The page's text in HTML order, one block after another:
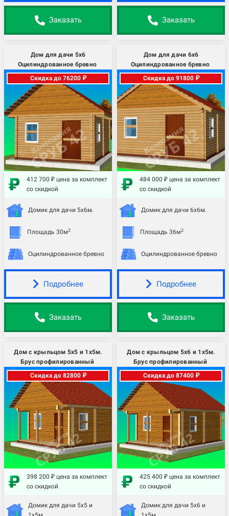
Заказать Заказать
Дом для дачи 5х6
Оцилиндрованное бревно
Скидка до 76200 ₽
412 700 ₽ цена за комплект
со скидкой
Домик для дачи 5х6м.
Площадь 30м2
Оцилиндрованное бревно
Подробнее
Заказать
Дом для дачи 6х6
Оцилиндрованное бревно
Скидка до 91800 ₽
484 000 ₽ цена за комплект
со скидкой
Домик для дачи 6х6м.
Площадь 36м2
Оцилиндрованное бревно
Подробнее
Заказать
Дом с крыльцом 5х5 и 1х5м.
Брус профилированный
Скидка до 82800 ₽
398 200 ₽ цена за комплект
со скидкой
Домик для дачи 5х5 и
Дом с крыльцом 5х6 и 1х5м.
Брус профилированный
Скидка до 87400 ₽
425 400 ₽ цена за комплект
со скидкой
Домик для дачи 5х6 и